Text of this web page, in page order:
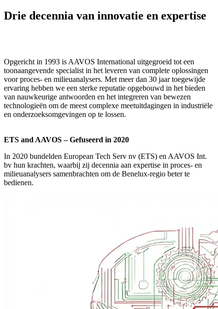
Drie decennia van innovatie en expertise
Opgericht in 1993 is AAVOS International uitgegroeid tot een
toonaangevende specialist in het leveren van complete oplossingen
voor proces- en milieuanalysers. Met meer dan 30 jaar toegewijde
ervaring hebben we een sterke reputatie opgebouwd in het bieden
van nauwkeurige antwoorden en het integreren van bewezen
technologieën om de meest complexe meetuitdagingen in industriële
en onderzoeksomgevingen op te lossen.
ETS and AAVOS – Gefuseerd in 2020
In 2020 bundelden European Tech Serv nv (ETS) en AAVOS Int.
bv hun krachten, waarbij zij decennia aan expertise in proces- en
milieuanalysers samenbrachten om de Benelux-regio beter te
bedienen.